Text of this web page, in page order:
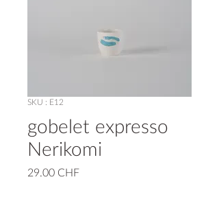
SKU : E12
gobelet expresso
Nerikomi
29.00 CHFPrix